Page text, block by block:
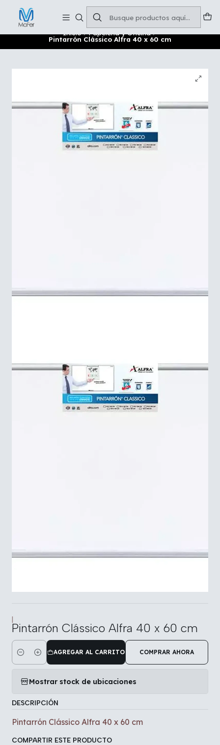
Inicio Papelería y Oficina
Pintarrón Clássico Alfra 40 x 60 cm
|
Pintarrón Clássico Alfra 40 x 60 cm
Cantidad
AGREGAR AL CARRITO COMPRAR AHORA
Mostrar stock de ubicaciones
DESCRIPCIÓN
Pintarrón Clássico Alfra 40 x 60 cm
COMPARTIR ESTE PRODUCTO